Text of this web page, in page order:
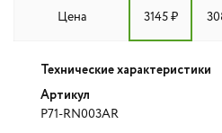
Цена 3145 ₽
Технические характеристики
Артикул
P71-RN003AR